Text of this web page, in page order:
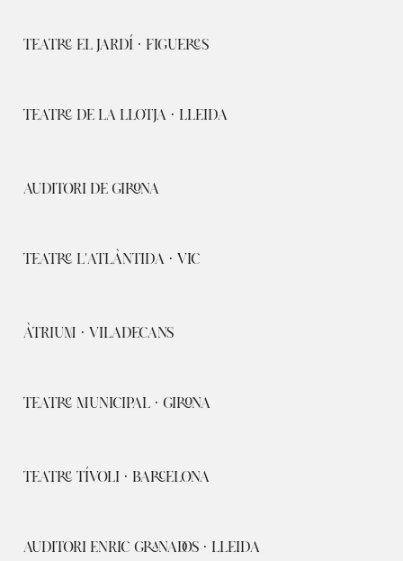
TEATRE EL JARDÍ · FIGUERES
TEATRE DE LA LLOTJA · LLEIDA
AUDITORI DE GIRONA
TEATRE L'ATLÀNTIDA · VIC
ÀTRIUM · VILADECANS
TEATRE MUNICIPAL · GIRONA
TEATRE TÍVOLI · BARCELONA
AUDITORI ENRIC GRANADOS · LLEIDA